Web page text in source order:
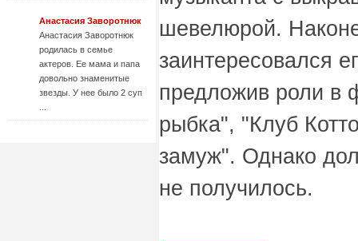
Анастасия Заворотнюк
Анастасия Заворотнюк
родилась в семье
актеров. Ее мама и папа
довольно знаменитые
звезды. У нее было 2 суп
шевелюрой.
заинтересовался
предложив роли в
рыбка", "Клуб
замуж". Однако
не получилось.